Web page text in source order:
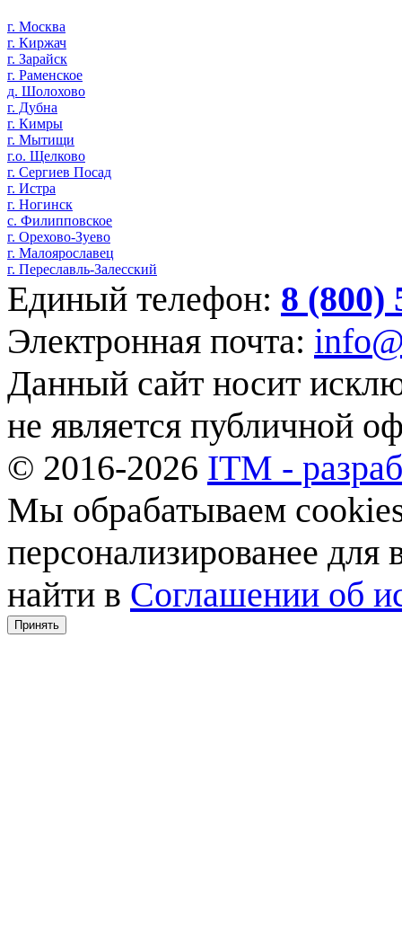
г. Москва
г. Киржач
г. Зарайск
г. Раменское
д. Шолохово
г. Дубна
г. Кимры
г. Мытищи
г.о. Щелково
г. Сергиев Посад
г. Истра
г. Ногинск
с. Филипповское
г. Орехово-Зуево
г. Малоярославец
г. Переславль-Залесский
Единый телефон: 8 (800)
Электронная почта:
Данный сайт носит
не является публичной
© 2016-2026 ITM -
Мы обрабатываем
персонализированее
найти в Соглашении об
Принять